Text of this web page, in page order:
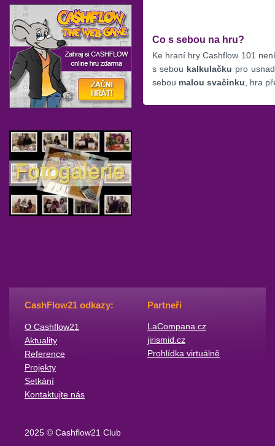
Co s sebou na hru?
Ke hraní hry Cashflow 101
s sebou kalkulačku pro
sebou malou svačinku , hra
CashFlow21 odkazy:
O Cashflow21
Aktuality
Reference
Projekty
Setkání
Kontaktujte nás
Partneři
​LaCompana.cz
jirismid.cz
Prohlídka virtuálně
2025 © Cashflow21 Club